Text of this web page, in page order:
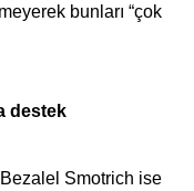
bunları “çok
destek
Smotrich ise